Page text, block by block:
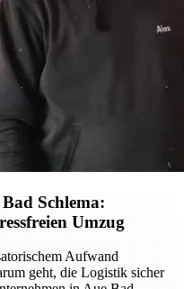
Schlema:
Umzug
Aufwand
geht, die Logistik sicher